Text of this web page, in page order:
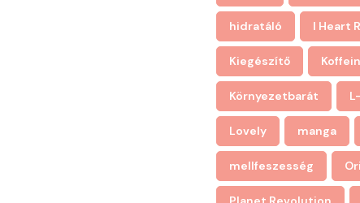
hidratáló I Heart
Kiegészítő Koffein
Környezetbarát
Lovely manga
mellfeszesség